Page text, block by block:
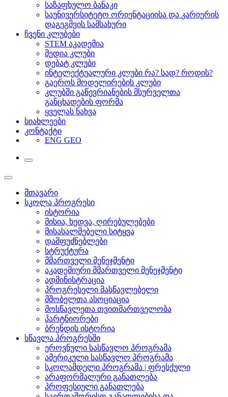
საზაფხულო ბანაკი
საუნივერსიტეტო ორიენტაციისა და კარიერის
დაგეგმვის სამსახური
ჩვენი კლუბები
STEM აკადემია
მედია კლუბი
დებატ კლუბი
ინტელექტუალური კლუბი რა? სად? როდის?
გაეროს მოდელირების კლუბი
კლუბში გაწევრიანების მსურველთა
განცხადების ფორმა
ყველას ნახვა
სიახლეები
კონტაქტი
ENG GEO
მთავარი
სკოლა პროგრესი
ისტორია
მისია, ხედვა, ღირებულებები
მისასალმებელი სიტყვა
დამფუძნებლები
სტრუქტურა
მმართველი მენეჯმენტი
აკადემიური მმართველი მენეჯმენტი
ადმინისტრაცია
პროგრესელი მასწავლებელი
მშობელთა ასოციაცია
მოსწავლეთა თვითმართველობა
პარტნიორები
ბრენდის ისტორია
სწავლა პროგრესში
ეროვნული სასწავლო პროგრამა
ამერიკული სასწავლო პროგრამა
სკოლამდელი პროგრამა | ფრესქული
არაფორმალური განათლება
პროფესიული განათლება